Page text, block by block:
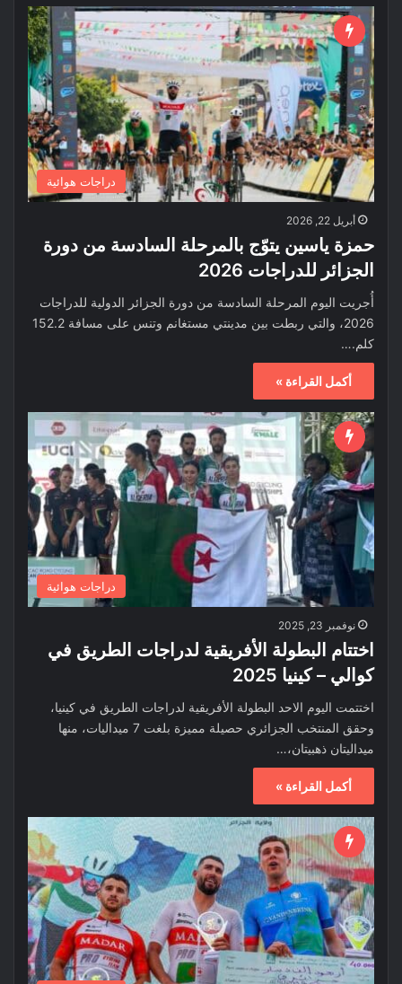
دراجات هوائية
أبريل 22, 2026
حمزة ياسين يتوّج بالمرحلة السادسة من دورة
الجزائر للدراجات 2026
أُجريت اليوم المرحلة السادسة من دورة الجزائر الدولية للدراجات
2026، والتي ربطت بين مدينتي مستغانم وتنس على مسافة 152.2
كلم.…
أكمل القراءة »
دراجات هوائية
نوفمبر 23, 2025
اختتام البطولة الأفريقية لدراجات الطريق في
كوالي – كينيا 2025
اختتمت اليوم الاحد البطولة الأفريقية لدراجات الطريق في كينيا،
وحقق المنتخب الجزائري حصيلة مميزة بلغت 7 ميداليات، منها
ميداليتان ذهبيتان،…
أكمل القراءة »